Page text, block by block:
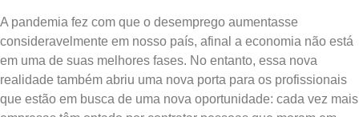
A pandemia fez com que o desemprego aumentasse
consideravelmente em nosso país, afinal a economia não está
em uma de suas melhores fases. No entanto, essa nova
realidade também abriu uma nova porta para os profissionais
que estão em busca de uma nova oportunidade: cada vez mais